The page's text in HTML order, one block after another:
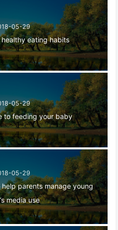
05-29
eating habits
05-29
to feeding your baby
05-29
parents manage young
media use